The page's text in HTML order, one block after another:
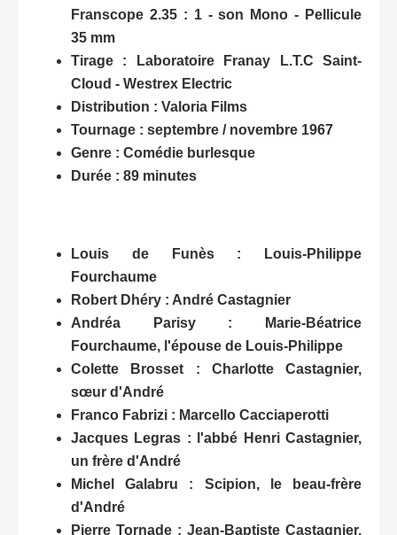
Franscope 2.35 : 1 - son Mono - Pellicule
35 mm
Tirage : Laboratoire Franay L.T.C Saint-
Cloud - Westrex Electric
Distribution : Valoria Films
Tournage : septembre / novembre 1967
Genre : Comédie burlesque
Durée : 89 minutes
Louis de Funès : Louis-Philippe
Fourchaume
Robert Dhéry : André Castagnier
Andréa Parisy : Marie-Béatrice
Fourchaume, l'épouse de Louis-Philippe
Colette Brosset : Charlotte Castagnier,
sœur d'André
Franco Fabrizi : Marcello Cacciaperotti
Jacques Legras : l'abbé Henri Castagnier,
un frère d'André
Michel Galabru : Scipion, le beau-frère
d'André
Pierre Tornade : Jean-Baptiste Castagnier,